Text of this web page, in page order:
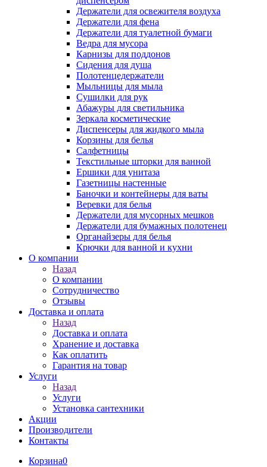
Держатели для освежителя воздуха
Держатели для фена
Держатели для туалетной бумаги
Ведра для мусора
Карнизы для поддонов
Сидения для душа
Полотенцедержатели
Мыльницы для мыла
Сушилки для рук
Абажуры для светильника
Зеркала косметические
Диспенсеры для жидкого мыла
Корзины для белья
Салфетницы
Текстильные шторки для ванной
Ершики для унитаза
Газетницы настенные
Баночки и контейнеры для ваты
Веревки для белья
Держатели для мусорных мешков
Держатели для бумажных полотенец
Органайзеры для белья
Крючки для ванной и кухни
О компании
Назад
О компании
Сотрудничество
Отзывы
Доставка и оплата
Назад
Доставка и оплата
Хранение и доставка
Как оплатить
Гарантия на товар
Услуги
Назад
Услуги
Установка сантехники
Акции
Производители
Контакты
Корзина0